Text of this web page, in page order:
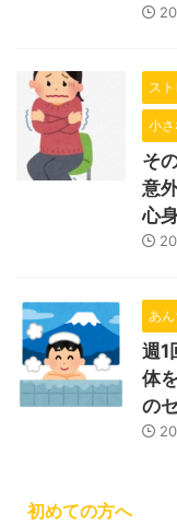
ス
小
そ
意
心
あ
週1
体
の
初めての方へ